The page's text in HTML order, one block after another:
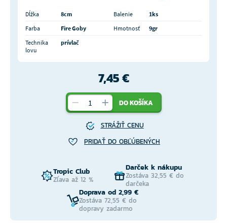
Dĺžka 8cm Balenie
1ks
Farba
Fire Goby Hmotnosť
9gr
Technika
lovu
prívlač
7,45 €
DO KOŠÍKA
STRÁŽIŤ CENU
PRIDAŤ DO OBĽÚBENÝCH
Tropic Club
Zľava až 12 %
Darček k nákupu
Zostáva 32,55 € do
darčeka
Doprava od 2,99 €
Zostáva 72,55 € do
dopravy zadarmo